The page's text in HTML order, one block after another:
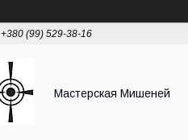
+380 (99) 529-38-16
Мастерская Мишеней